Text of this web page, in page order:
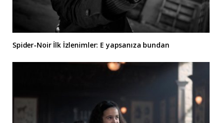
Spider-Noir İlk İzlenimler: E yapsanıza bundan